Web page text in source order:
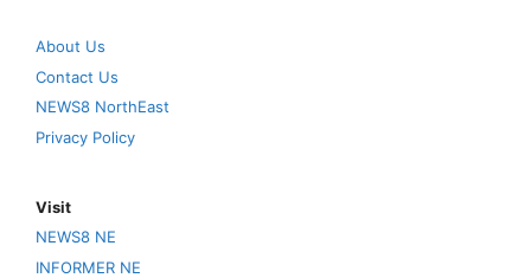
About Us
Contact Us
NEWS8 NorthEast
Privacy Policy
Visit
NEWS8 NE
INFORMER NE